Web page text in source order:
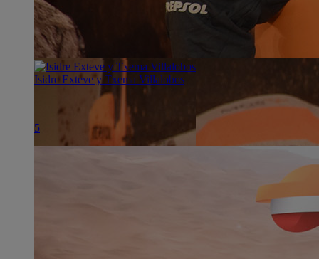
Isidre Exteve y Txema Villalobos
5